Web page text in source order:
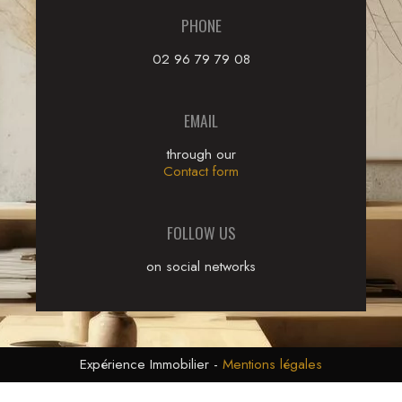
PHONE
02 96 79 79 08
EMAIL
through our
Contact form
FOLLOW US
on social networks
Expérience Immobilier - Mentions légales